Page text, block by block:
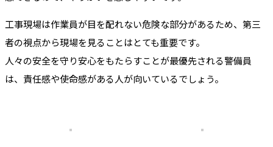
工事現場は作業員が目を配れない危険な部分があるため、第三
者の視点から現場を見ることはとても重要です。
人々の安全を守り安心をもたらすことが最優先される警備員
は、責任感や使命感がある人が向いているでしょう。